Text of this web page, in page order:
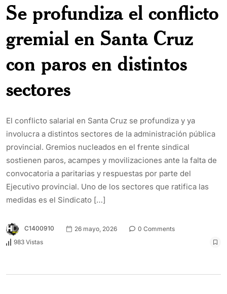
Se profundiza el conflicto
gremial en Santa Cruz
con paros en distintos
sectores
El conflicto salarial en Santa Cruz se profundiza y ya
involucra a distintos sectores de la administración pública
provincial. Gremios nucleados en el frente sindical
sostienen paros, acampes y movilizaciones ante la falta de
convocatoria a paritarias y respuestas por parte del
Ejecutivo provincial. Uno de los sectores que ratifica las
medidas es el Sindicato […]
C1400910 26 mayo, 2026
0 Comments
983 Vistas